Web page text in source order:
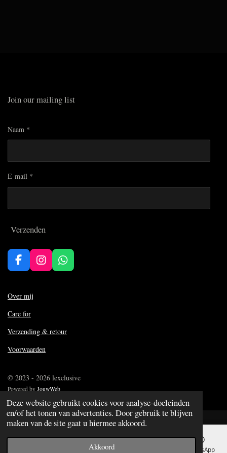
Deze website gebruikt cookies voor analyse-doeleinden
en/of het tonen van advertenties. Door gebruik te blijven
maken van de site gaat u hiermee akkoord.
Akkoord
Join our mailing list
Naam *
E-mail *
Verzenden
F
a
e
o
k
I
n
a
m
W
h
p
Over mij
Care for
Verzending & retour
Voorwaarden
© 2023 - 2026 lexclusive
Powered by JouwWeb
Telefoonnummer WhatsApp